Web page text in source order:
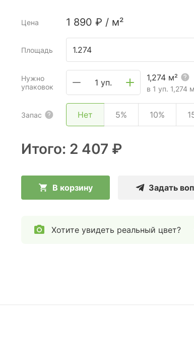
Цена 1 890 ₽ / м²
Площадь
Нужно
упаковок
1 уп.
1,274 м²
в 1 уп. 1,274
Запас Нет 5% 10%
Итого: 2 407 ₽
В корзину Задать
Хотите увидеть реальный цвет?